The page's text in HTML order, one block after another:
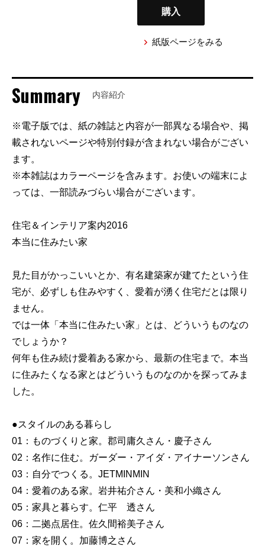
購入
紙版ページをみる
Summary 内容紹介
※電子版では、紙の雑誌と内容が一部異なる場合や、掲
載されないページや特別付録が含まれない場合がござい
ます。
※本雑誌はカラーページを含みます。お使いの端末によ
っては、一部読みづらい場合がございます。
住宅＆インテリア案内2016
本当に住みたい家
見た目がかっこいいとか、有名建築家が建てたという住
宅が、必ずしも住みやすく、愛着が湧く住宅だとは限り
ません。
では一体「本当に住みたい家」とは、どういうものなの
でしょうか？
何年も住み続け愛着ある家から、最新の住宅まで。本当
に住みたくなる家とはどういうものなのかを探ってみま
した。
●スタイルのある暮らし
01：ものづくりと家。郡司庸久さん・慶子さん
02：名作に住む。ガーダー・アイダ・アイナーソンさん
03：自分でつくる。JETMINMIN
04：愛着のある家。岩井祐介さん・美和小織さん
05：家具と暮らす。仁平 透さん
06：二拠点居住。佐久間裕美子さん
07：家を開く。加藤博之さん